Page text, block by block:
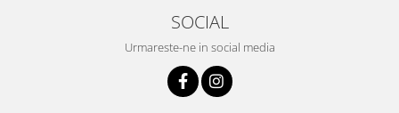
SOCIAL
Urmareste-ne in social media